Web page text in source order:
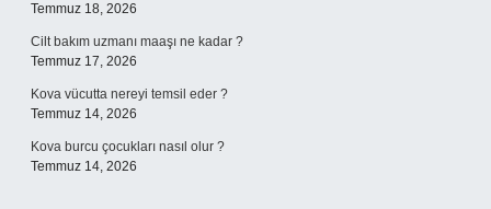
Temmuz 18, 2026
Cilt bakım uzmanı maaşı ne kadar ?
Temmuz 17, 2026
Kova vücutta nereyi temsil eder ?
Temmuz 14, 2026
Kova burcu çocukları nasıl olur ?
Temmuz 14, 2026